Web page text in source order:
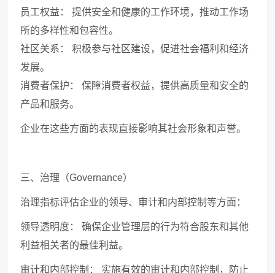
员工权益：
提供安全和健康的工作环境，推动工作场
所的多样性和包容性。
社区关系：
积极参与社区建设，促进社会福利和经济
发展。
消费者保护：
保障消费者权益，提供高质量和安全的
产品和服务。
企业在这些方面的表现直接影响其社会形象和声誉。
三、治理（Governance）
治理指标评估企业的领导、审计和内部控制等方面：
领导透明度：
确保企业管理层的行为符合股东和其他
利益相关者的最佳利益。
审计和内部控制：
实施有效的审计和内部控制，防止